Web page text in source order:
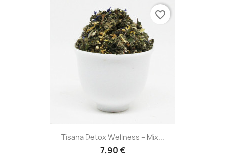
Tisana Detox Wellness – Mix...
7,90 €
favorite_border